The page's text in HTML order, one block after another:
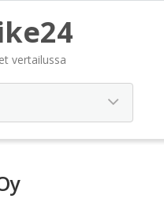
vertailussa